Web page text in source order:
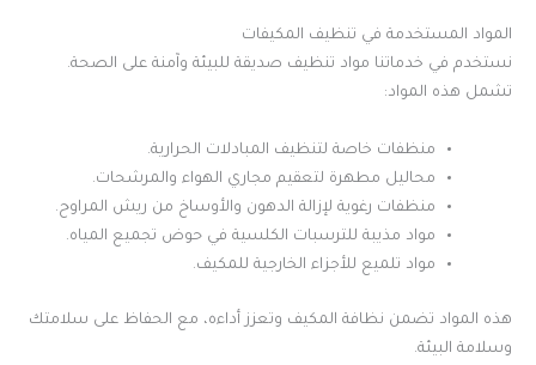
المواد المستخدمة في تنظيف المكيفات
نستخدم في خدماتنا مواد تنظيف صديقة للبيئة وآمنة على الصحة.
تشمل هذه المواد:
منظفات خاصة لتنظيف المبادلات الحرارية.
محاليل مطهرة لتعقيم مجاري الهواء والمرشحات.
منظفات رغوية لإزالة الدهون والأوساخ من ريش المراوح.
مواد مذيبة للترسبات الكلسية في حوض تجميع المياه.
مواد تلميع للأجزاء الخارجية للمكيف.
هذه المواد تضمن نظافة المكيف وتعزز أداءه، مع الحفاظ على سلامتك
وسلامة البيئة.